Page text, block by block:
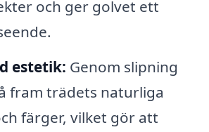
och ger golvet ett
estetik: Genom slipning
fram trädets naturliga
färger, vilket gör att